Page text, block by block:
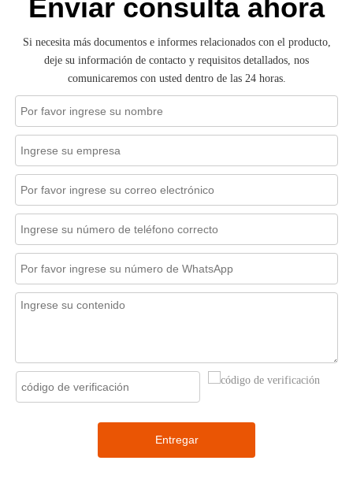
Enviar consulta ahora
Si necesita más documentos e informes relacionados con el producto,
deje su información de contacto y requisitos detallados, nos
comunicaremos con usted dentro de las 24 horas.
Entregar